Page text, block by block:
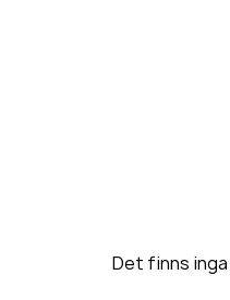
Det finns